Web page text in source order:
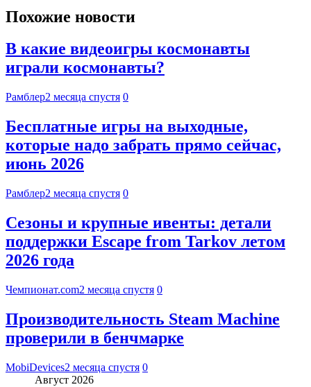
Похожие новости
В какие видеоигры космонавты
играли космонавты?
Рамблер2 месяца спустя 0
Бесплатные игры на выходные,
которые надо забрать прямо сейчас,
июнь 2026
Рамблер2 месяца спустя 0
Сезоны и крупные ивенты: детали
поддержки Escape from Tarkov летом
2026 года
Чемпионат.com2 месяца спустя 0
Производительность Steam Machine
проверили в бенчмарке
MobiDevices2 месяца спустя 0
Август 2026